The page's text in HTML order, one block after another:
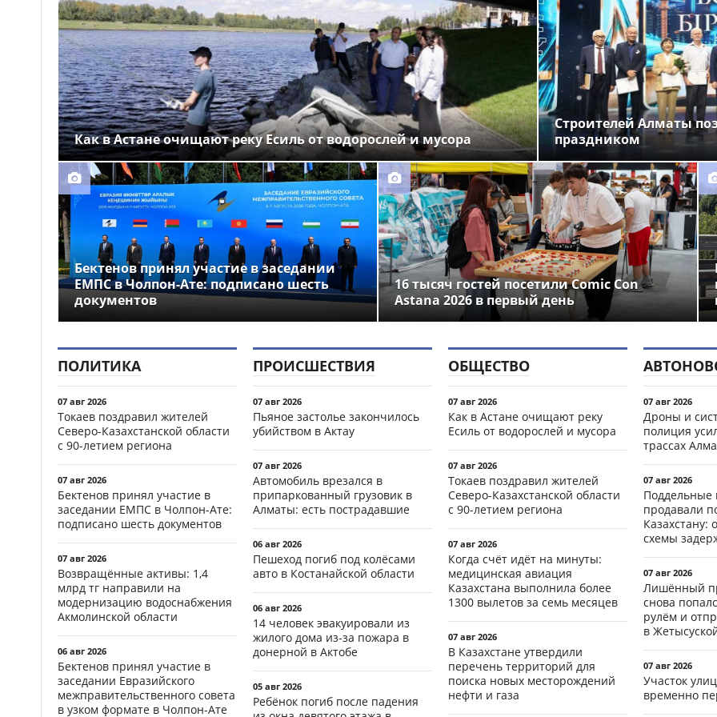
12:01
Выборы депутатов
Курултая: как узнать свой
избирательный участок
11:41
Служебная собака
помогла полицейским найти
пропавшую 18-летнюю
девушку в Караганде
Как в Астане очищают реку Есиль от водорослей и мусора
Строителей Алматы
праздником
Бектенов принял участие в заседании
ЕМПС в Чолпон-Ате: подписано шесть
документов
16 тысяч гостей посетили Comic Con
Astana 2026 в первый день
ПОЛИТИКА
07 авг 2026
Токаев поздравил жителей
Северо-Казахстанской области
с 90-летием региона
07 авг 2026
Бектенов принял участие в
заседании ЕМПС в Чолпон-Ате:
подписано шесть документов
07 авг 2026
Возвращённые активы: 1,4
млрд тг направили на
модернизацию водоснабжения
Акмолинской области
06 авг 2026
Бектенов принял участие в
заседании Евразийского
межправительственного совета
в узком формате в Чолпон-Ате
ПРОИСШЕСТВИЯ
07 авг 2026
Пьяное застолье закончилось
убийством в Актау
07 авг 2026
Автомобиль врезался в
припаркованный грузовик в
Алматы: есть пострадавшие
06 авг 2026
Пешеход погиб под колёсами
авто в Костанайской области
06 авг 2026
14 человек эвакуировали из
жилого дома из-за пожара в
донерной в Актобе
05 авг 2026
Ребёнок погиб после падения
ОБЩЕСТВО
07 авг 2026
Как в Астане очищают реку
Есиль от водорослей и мусора
07 авг 2026
Токаев поздравил жителей
Северо-Казахстанской области
с 90-летием региона
07 авг 2026
Когда счёт идёт на минуты:
медицинская авиация
Казахстана выполнила более
1300 вылетов за семь месяцев
07 авг 2026
В Казахстане утвердили
перечень территорий для
поиска новых месторождений
нефти и газа
07 авг 2026
Дроны и
полиция
трассах
07 авг 2026
Поддельные
продавали
Казахстану:
схемы
07 авг 2026
Лишённый
снова
рулём и
в
07 авг 2026
Участок
временно